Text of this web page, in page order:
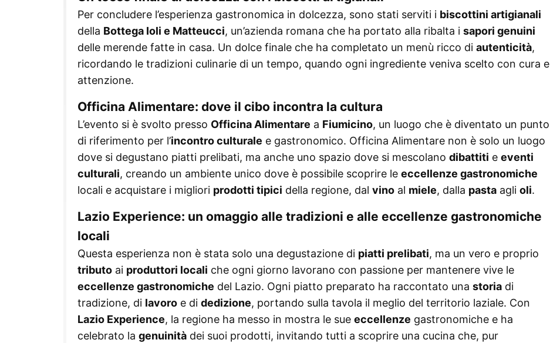
Per concludere l’esperienza gastronomica in dolcezza, sono stati serviti i biscottini artigianali
della Bottega Ioli e Matteucci, un’azienda romana che ha portato alla ribalta i sapori genuini
delle merende fatte in casa. Un dolce finale che ha completato un menù ricco di autenticità,
ricordando le tradizioni culinarie di un tempo, quando ogni ingrediente veniva scelto con cura e
attenzione.
Officina Alimentare: dove il cibo incontra la cultura
L’evento si è svolto presso Officina Alimentare a Fiumicino, un luogo che è diventato un punto
di riferimento per l’incontro culturale e gastronomico. Officina Alimentare non è solo un luogo
dove si degustano piatti prelibati, ma anche uno spazio dove si mescolano dibattiti e eventi
culturali, creando un ambiente unico dove è possibile scoprire le eccellenze gastronomiche
locali e acquistare i migliori prodotti tipici della regione, dal vino al miele, dalla pasta agli oli.
Lazio Experience: un omaggio alle tradizioni e alle eccellenze gastronomiche
locali
Questa esperienza non è stata solo una degustazione di piatti prelibati, ma un vero e proprio
tributo ai produttori locali che ogni giorno lavorano con passione per mantenere vive le
eccellenze gastronomiche del Lazio. Ogni piatto preparato ha raccontato una storia di
tradizione, di lavoro e di dedizione, portando sulla tavola il meglio del territorio laziale. Con
Lazio Experience, la regione ha messo in mostra le sue eccellenze gastronomiche e ha
celebrato la genuinità dei suoi prodotti, invitando tutti a scoprire una cucina che, pur